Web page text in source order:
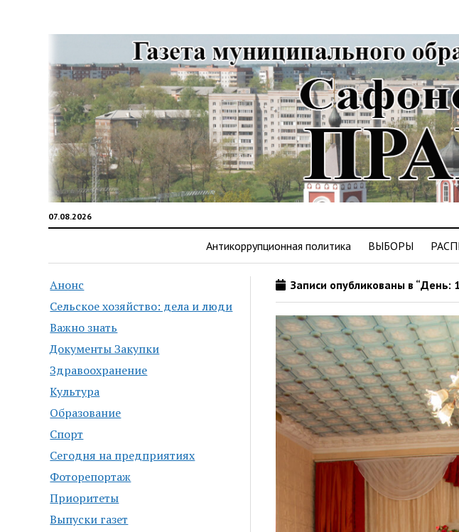
07.08.2026
Антикоррупционная политика ВЫБОРЫ
Анонс
Сельское хозяйство: дела и люди
Важно знать
Документы Закупки
Здравоохранение
Культура
Образование
Спорт
Сегодня на предприятиях
Фоторепортаж
Приоритеты
Выпуски газет
Записи опубликованы в “День: